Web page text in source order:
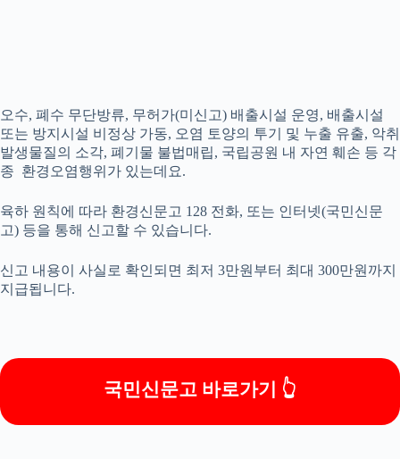
오수, 폐수 무단방류, 무허가(미신고) 배출시설 운영, 배출시설
또는 방지시설 비정상 가동, 오염 토양의 투기 및 누출 유출, 악취
발생물질의 소각, 폐기물 불법매립, 국립공원 내 자연 훼손 등 각
종 환경오염행위가 있는데요.
육하 원칙에 따라 환경신문고 128 전화, 또는 인터넷(국민신문
고) 등을 통해 신고할 수 있습니다.
신고 내용이 사실로 확인되면 최저 3만원부터 최대 300만원까지
지급됩니다.
국민신문고 바로가기 👆